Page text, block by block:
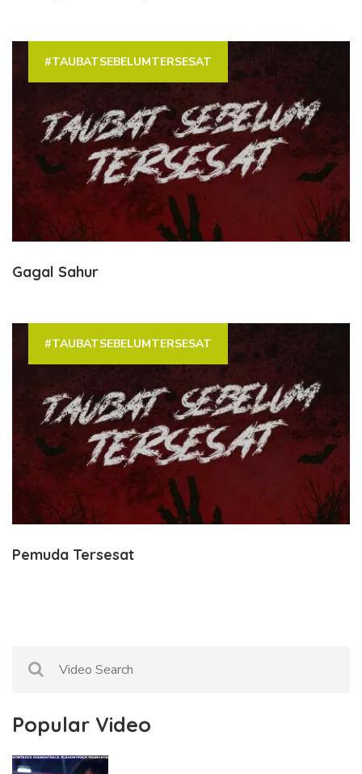
#TAUBATSEBELUMTERSESAT
Gagal Sahur
#TAUBATSEBELUMTERSESAT
Pemuda Tersesat
Popular Video